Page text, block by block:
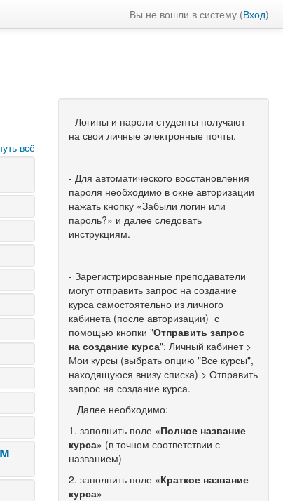
Вы не вошли в систему (Вход)
всё
- Логины и пароли студенты получают
на свои личные электронные почты.
- Для автоматического восстановления
пароля необходимо в окне авторизации
нажать кнопку «Забыли логин или
пароль?» и далее следовать
инструкциям.
- Зарегистрированные преподаватели
могут отправить запрос на создание
курса самостоятельно из личного
кабинета (после авторизации) с
помощью кнопки "Отправить запрос
на создание курса": Личный кабинет >
Мои курсы (выбрать опцию "Все курсы",
находящуюся внизу списка) > Отправить
запрос на создание курса.
Далее необходимо:
1. заполнить поле «Полное название
курса» (в точном соответствии с
названием)
2. заполнить поле «Краткое название
курса»